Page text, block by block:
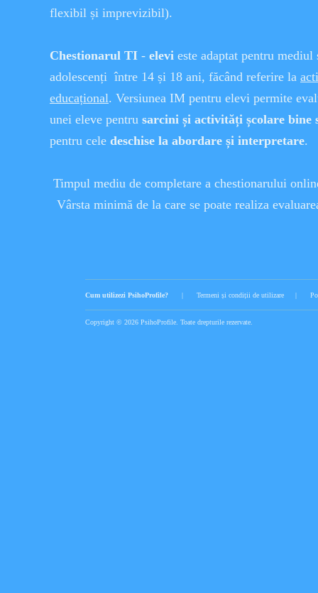
flexibil și imprevizibil).
Chestionarul TI - elevi este adaptat pentru
adolescenți între 14 și 18 ani, făcând referire la
educațional. Versiunea IM pentru elevi permite
unei eleve pentru sarcini și activități școlare
pentru cele deschise la abordare și interpretare.
Timpul mediu de completare a chestionarului
Vârsta minimă de la care se poate realiza
Cum utilizezi PsihoProfile? | Termeni și condiții de utilizare |
Copyright © 2026 PsihoProfile. Toate drepturile rezervate.